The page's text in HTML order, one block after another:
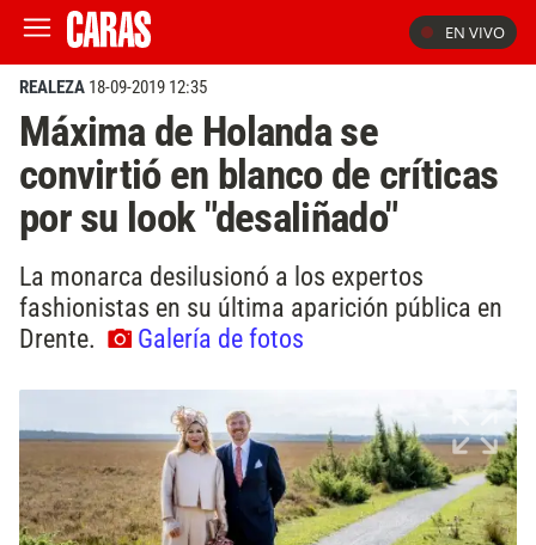
EN VIVO
REALEZA 18-09-2019 12:35
Máxima de Holanda se
convirtió en blanco de críticas
por su look "desaliñado"
La monarca desilusionó a los expertos
fashionistas en su última aparición pública en
Drente.
Galería de fotos